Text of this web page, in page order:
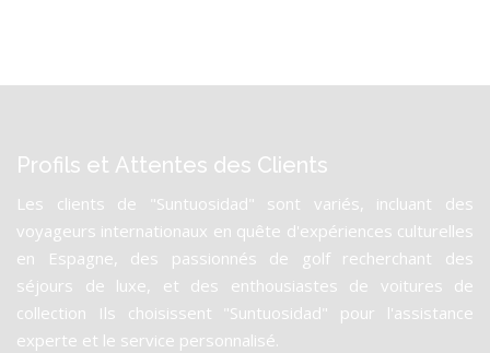
Profils et Attentes des Clients
Les clients de "Suntuosidad" sont variés, incluant des
voyageurs internationaux en quête d'expériences culturelles
en Espagne, des passionnés de golf recherchant des
séjours de luxe, et des enthousiastes de voitures de
collection Ils choisissent "Suntuosidad" pour l'assistance
experte et le service personnalisé.